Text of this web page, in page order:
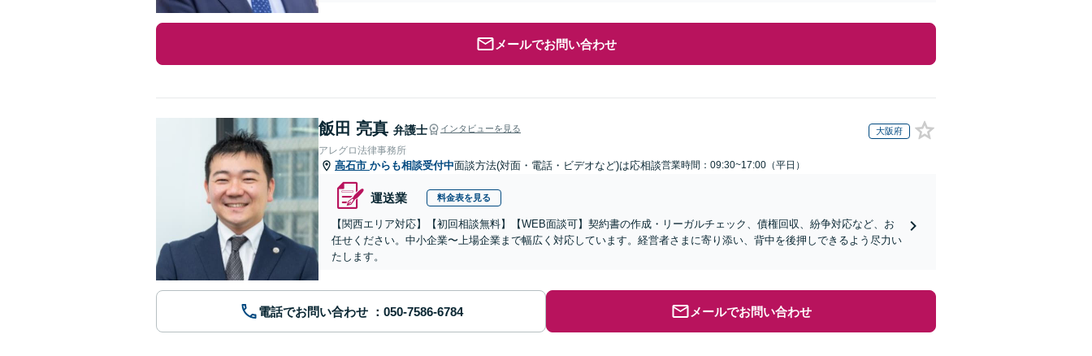
メールでお問い合わせ
飯田 亮真 弁護士 インタビューを見る 大阪府
アレグロ法律事務所
高石市 からも相談受付中面談方法(対面・電話・ビデオなど)は応相談営業時間：09:30~17:00（平日）
運送業 料金表を見る
【関西エリア対応】【初回相談無料】【WEB面談可】契約書の作成・リーガルチェック、債権回収、紛争対応など、お
任せください。中小企業〜上場企業まで幅広く対応しています。経営者さまに寄り添い、背中を後押しできるよう尽力い
たします。
電話でお問い合わせ メールでお問い合わせ